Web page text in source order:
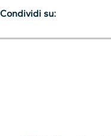
Condividi su: